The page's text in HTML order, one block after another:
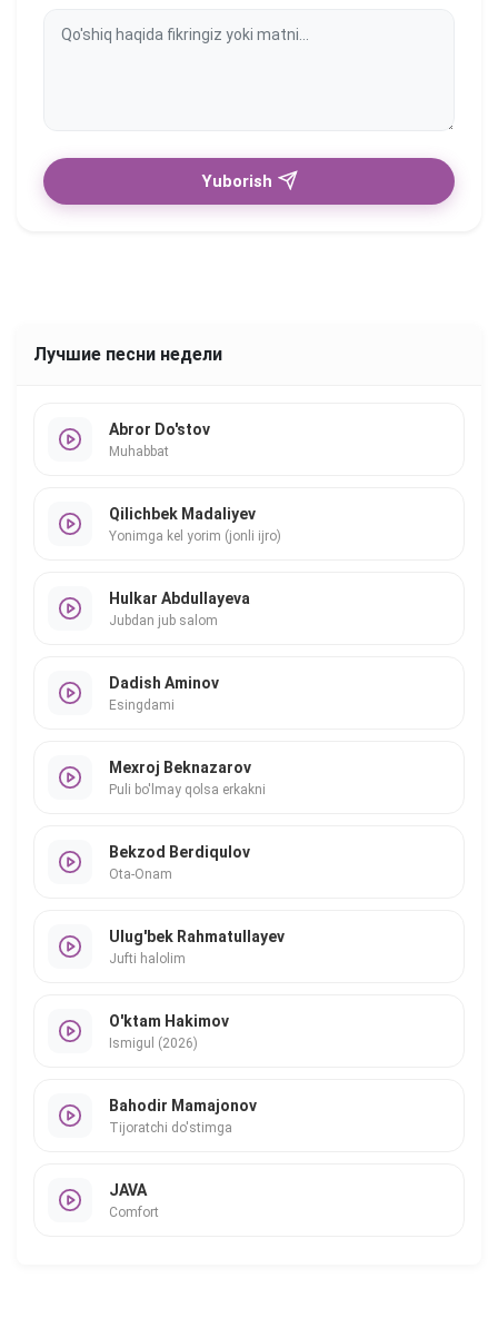
Yuborish
Лучшие песни недели
Abror Do'stov
Muhabbat
Qilichbek Madaliyev
Yonimga kel yorim (jonli ijro)
Hulkar Abdullayeva
Jubdan jub salom
Dadish Aminov
Esingdami
Mexroj Beknazarov
Puli bo'lmay qolsa erkakni
Bekzod Berdiqulov
Ota-Onam
Ulug'bek Rahmatullayev
Jufti halolim
O'ktam Hakimov
Ismigul (2026)
Bahodir Mamajonov
Tijoratchi do'stimga
JAVA
Comfort